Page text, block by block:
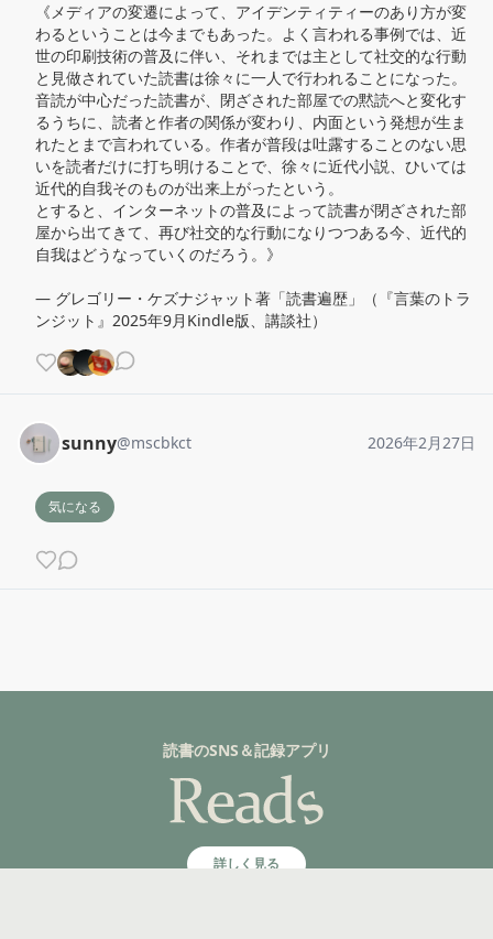
《メディアの変遷によって、アイデンティティーのあり方が変
わるということは今までもあった。よく言われる事例では、近
世の印刷技術の普及に伴い、それまでは主として社交的な行動
と見做されていた読書は徐々に一人で行われることになった。
音読が中心だった読書が、閉ざされた部屋での黙読へと変化す
るうちに、読者と作者の関係が変わり、内面という発想が生ま
れたとまで言われている。作者が普段は吐露することのない思
いを読者だけに打ち明けることで、徐々に近代小説、ひいては
近代的自我そのものが出来上がったという。
とすると、インターネットの普及によって読書が閉ざされた部
屋から出てきて、再び社交的な行動になりつつある今、近代的
自我はどうなっていくのだろう。》
— グレゴリー・ケズナジャット著「読書遍歴」（『言葉のトラ
ンジット』2025年9月Kindle版、講談社）
sunny@mscbkct 2026年2月27日
気になる
読書のSNS＆記録アプリ
詳しく見る